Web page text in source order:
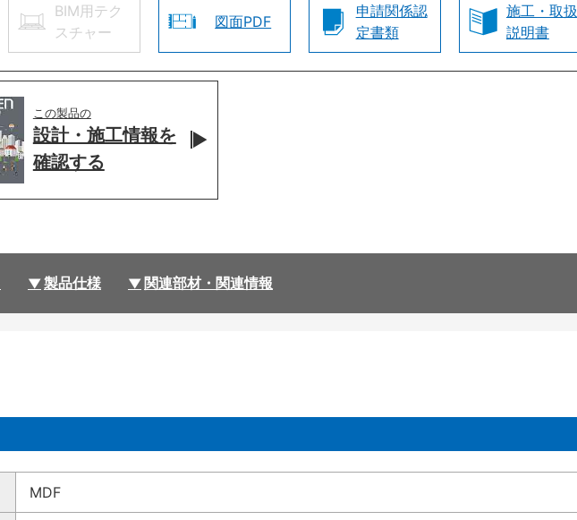
BIM用テク
スチャー
図面PDF
申請関係認
定書類
施工・取扱
説明書
この製品の
設計・施工情報を
確認する
製品仕様 関連部材・関連情報
MDF